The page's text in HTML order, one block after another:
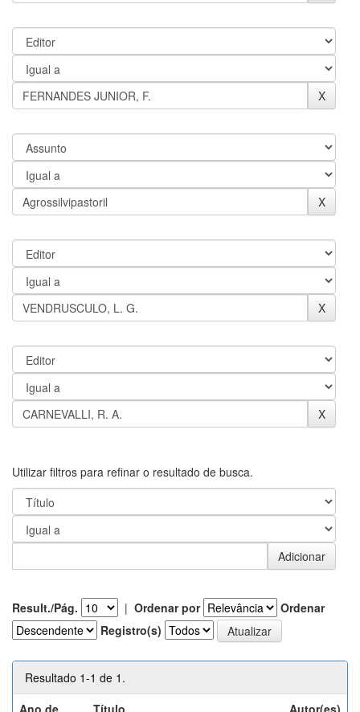
Utilizar filtros para refinar o resultado de busca.
Result./Pág. | Ordenar por
Ordenar
Registro(s)
Resultado 1-1 de 1.
Ano de
Título Autor(es)